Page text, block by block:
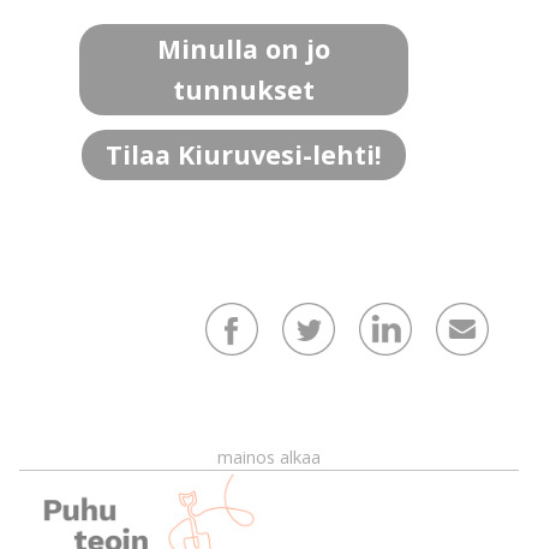
Minulla on jo
tunnukset
Tilaa Kiuruvesi-lehti!
mainos alkaa